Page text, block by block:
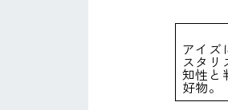
アイズ
スタリ
知性と
好物。